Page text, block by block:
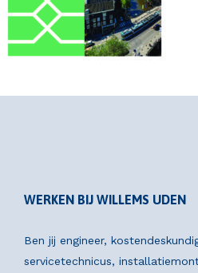
WERKEN BIJ WILLEMS UDEN
Ben jij engineer,
servicetechnicus,